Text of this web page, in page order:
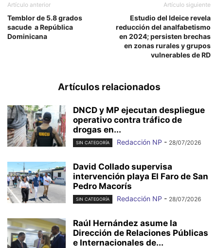
Artículo anterior
Temblor de 5.8 grados
sacude a República
Dominicana
Artículo siguiente
Estudio del Ideice revela
reducción del analfabetismo
en 2024; persisten brechas
en zonas rurales y grupos
vulnerables de RD
Artículos relacionados
DNCD y MP ejecutan despliegue
operativo contra tráfico de
drogas en...
SIN CATEGORÍA Redacción NP - 28/07/2026
David Collado supervisa
intervención playa El Faro de San
Pedro Macorís
SIN CATEGORÍA Redacción NP - 28/07/2026
Raúl Hernández asume la
Dirección de Relaciones Públicas
e Internacionales de...